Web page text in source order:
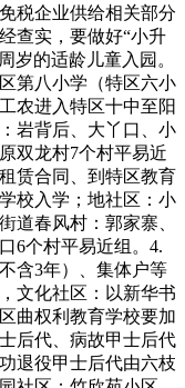
税企业供给相关部分
查实，要做好“小升
岁的适龄儿童入园。
第八小学（特区六小
农进入特区十中至阳
岩背后、大丫口、小
双龙村7个村平易近
赁合同、到特区教育
校入学；地社区：小
道春风村：郭家寨、
6个村平易近组。4.
含3年）、集体户等
文化社区：以新华书
曲权利教育学校要加
后代、病故甲士后代
退役甲士后代由六枝